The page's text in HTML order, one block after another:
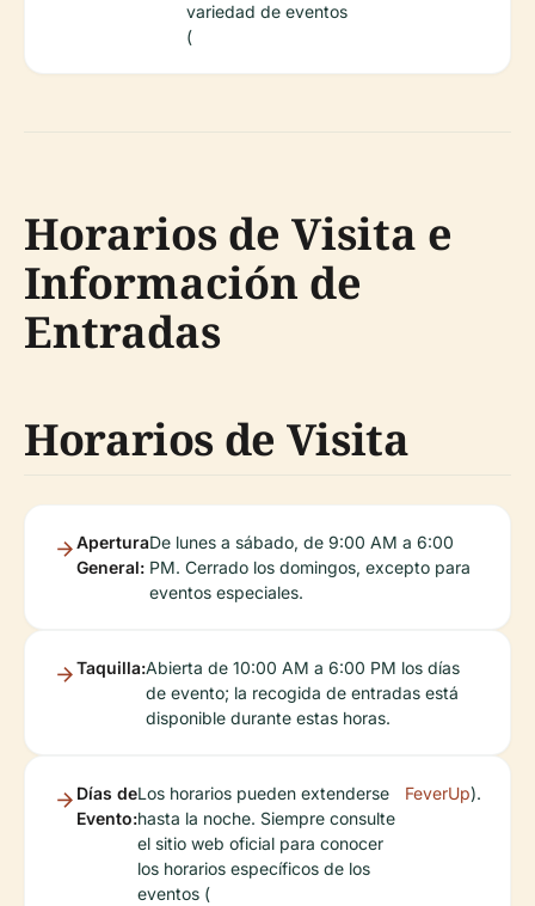
variedad de eventos
(
Horarios de Visita e
Información de
Entradas
Horarios de Visita
Apertura
General:
De lunes a sábado, de 9:00 AM a 6:00
PM. Cerrado los domingos, excepto para
eventos especiales.
Taquilla:Abierta de 10:00 AM a 6:00 PM los días
de evento; la recogida de entradas está
disponible durante estas horas.
Días de
Evento:
Los horarios pueden extenderse
hasta la noche. Siempre consulte
el sitio web oficial para conocer
los horarios específicos de los
eventos (
FeverUp).